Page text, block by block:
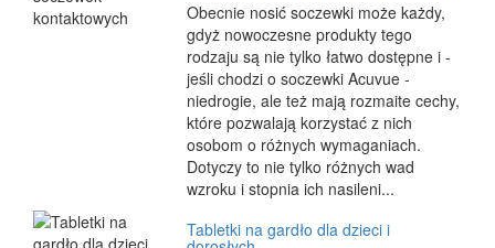
Obecnie nosić soczewki może każdy,
gdyż nowoczesne produkty tego
rodzaju są nie tylko łatwo dostępne i -
jeśli chodzi o soczewki Acuvue -
niedrogie, ale też mają rozmaite cechy,
które pozwalają korzystać z nich
osobom o różnych wymaganiach.
Dotyczy to nie tylko różnych wad
wzroku i stopnia ich nasileni...
Tabletki na gardło dla dzieci i